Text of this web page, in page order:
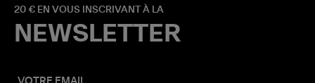
20 € EN VOUS INSCRIVANT À LA
NEWSLETTER